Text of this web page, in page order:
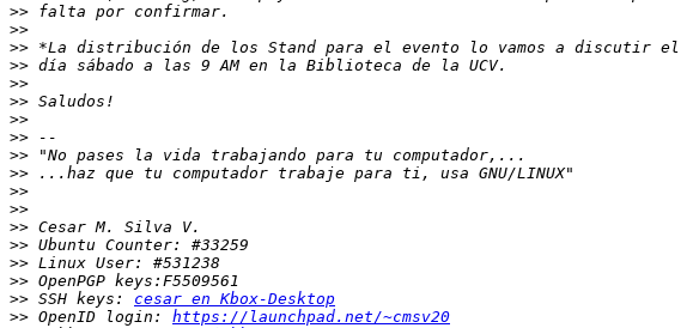
>>
>>
>>
>>
>>
>>
>>
>>
>>
>>
>>
>>
>>
>>
>>
>>
>> SSH keys: cesar en Kbox-Desktop
>> OpenID login: https://launchpad.net/~cmsv20